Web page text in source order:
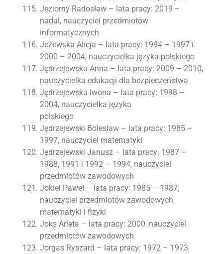
Jeziorny Radosław – lata pracy: 2019 –
nadal, nauczyciel przedmiotów
informatycznych
Jeżewska Alicja – lata pracy: 1994 – 1997 i
2000 – 2004, nauczycielka języka polskiego
Jędrzejewska Anna – lata pracy: 2009 – 2010,
nauczycielka edukacji dla bezpieczeństwa
Jędrzejewska Iwona – lata pracy: 1998 –
2004, nauczycielka języka
polskiego
Jędrzejewski Bolesław – lata pracy: 1985 –
1997, nauczyciel matematyki
Jędrzejewski Janusz – lata pracy: 1987 –
1988, 1991 i 1992 – 1994, nauczyciel
przedmiotów zawodowych
Jokiel Paweł – lata pracy: 1985 – 1987,
nauczyciel przedmiotów zawodowych,
matematyki i fizyki
Joks Arleta – lata pracy: 2000, nauczyciel
przedmiotów zawodowych
Jorgas Ryszard – lata pracy: 1972 – 1973,